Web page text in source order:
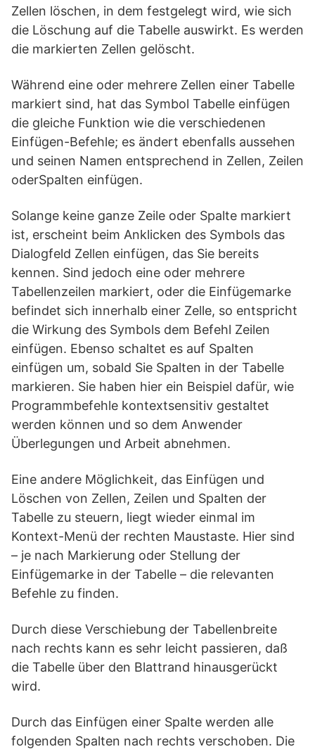
Zellen löschen, in dem festgelegt wird, wie sich
die Löschung auf die Tabelle auswirkt. Es werden
die markierten Zellen gelöscht.
Während eine oder mehrere Zellen einer Tabelle
markiert sind, hat das Symbol Tabelle einfügen
die gleiche Funktion wie die verschiedenen
Einfügen-Befehle; es ändert ebenfalls aussehen
und seinen Namen entsprechend in Zellen, Zeilen
oderSpalten einfügen.
Solange keine ganze Zeile oder Spalte markiert
ist, erscheint beim Anklicken des Symbols das
Dialogfeld Zellen einfügen, das Sie bereits
kennen. Sind jedoch eine oder mehrere
Tabellenzeilen markiert, oder die Einfügemarke
befindet sich innerhalb einer Zelle, so entspricht
die Wirkung des Symbols dem Befehl Zeilen
einfügen. Ebenso schaltet es auf Spalten
einfügen um, sobald Sie Spalten in der Tabelle
markieren. Sie haben hier ein Beispiel dafür, wie
Programmbefehle kontextsensitiv gestaltet
werden können und so dem Anwender
Überlegungen und Arbeit abnehmen.
Eine andere Möglichkeit, das Einfügen und
Löschen von Zellen, Zeilen und Spalten der
Tabelle zu steuern, liegt wieder einmal im
Kontext-Menü der rechten Maustaste. Hier sind
– je nach Markierung oder Stellung der
Einfügemarke in der Tabelle – die relevanten
Befehle zu finden.
Durch diese Verschiebung der Tabellenbreite
nach rechts kann es sehr leicht passieren, daß
die Tabelle über den Blattrand hinausgerückt
wird.
Durch das Einfügen einer Spalte werden alle
folgenden Spalten nach rechts verschoben. Die